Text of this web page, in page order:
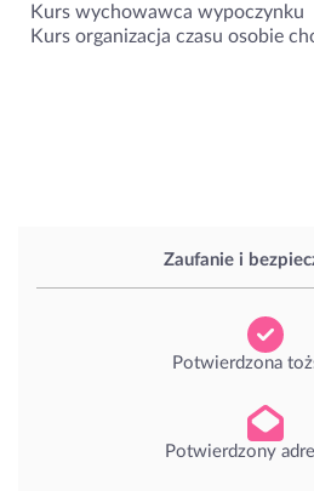
Zaufanie i
Potwierdzona
Potwierdzony
Kurs wychowawca wypoczynku
Kurs organizacja czasu osobie